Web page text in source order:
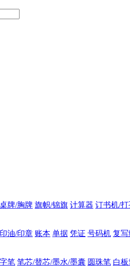
桌牌/胸牌 旗帜/锦旗 计算器 订书机/打
油/印章 账本 单据 凭证 号码机 复写
笔 笔芯/替芯/墨水/墨囊 圆珠笔 白